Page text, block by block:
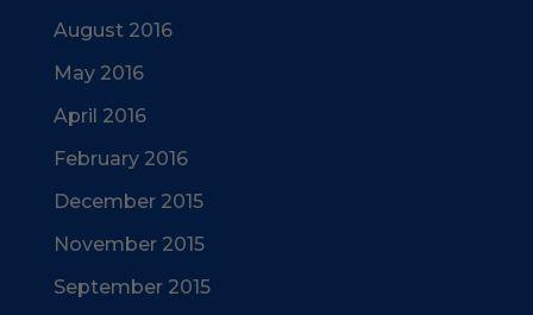
August 2016
May 2016
April 2016
February 2016
December 2015
November 2015
September 2015